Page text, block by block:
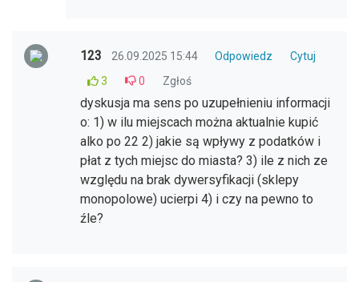
123 26.09.2025 15:44 Odpowiedz
Cytuj
3
0 Zgłoś
dyskusja ma sens po uzupełnieniu informacji
o: 1) w ilu miejscach można aktualnie kupić
alko po 22 2) jakie są wpływy z podatków i
płat z tych miejsc do miasta? 3) ile z nich ze
względu na brak dywersyfikacji (sklepy
monopolowe) ucierpi 4) i czy na pewno to
źle?